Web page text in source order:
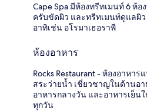
Cape Spa มีห้องทรีทเมนท์ 6 ห้
ครับขัดผิว และทรีทเมนท์ดูแลผิ
อาทิเช่น อโรมาเธอราพี
ห้องอาหาร
Rocks Restaurant - ห้องอาหา
สระว่ายน้ำ เชี่ยวชาญในด้านอ
อาหารกลางวัน และอาหารเย็น
ทุกวัน